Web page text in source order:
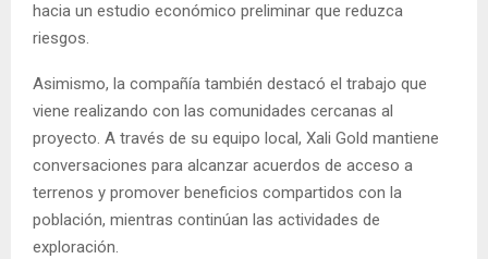
hacia un estudio económico preliminar que reduzca
riesgos.
Asimismo, la compañía también destacó el trabajo que
viene realizando con las comunidades cercanas al
proyecto. A través de su equipo local, Xali Gold mantiene
conversaciones para alcanzar acuerdos de acceso a
terrenos y promover beneficios compartidos con la
población, mientras continúan las actividades de
exploración.